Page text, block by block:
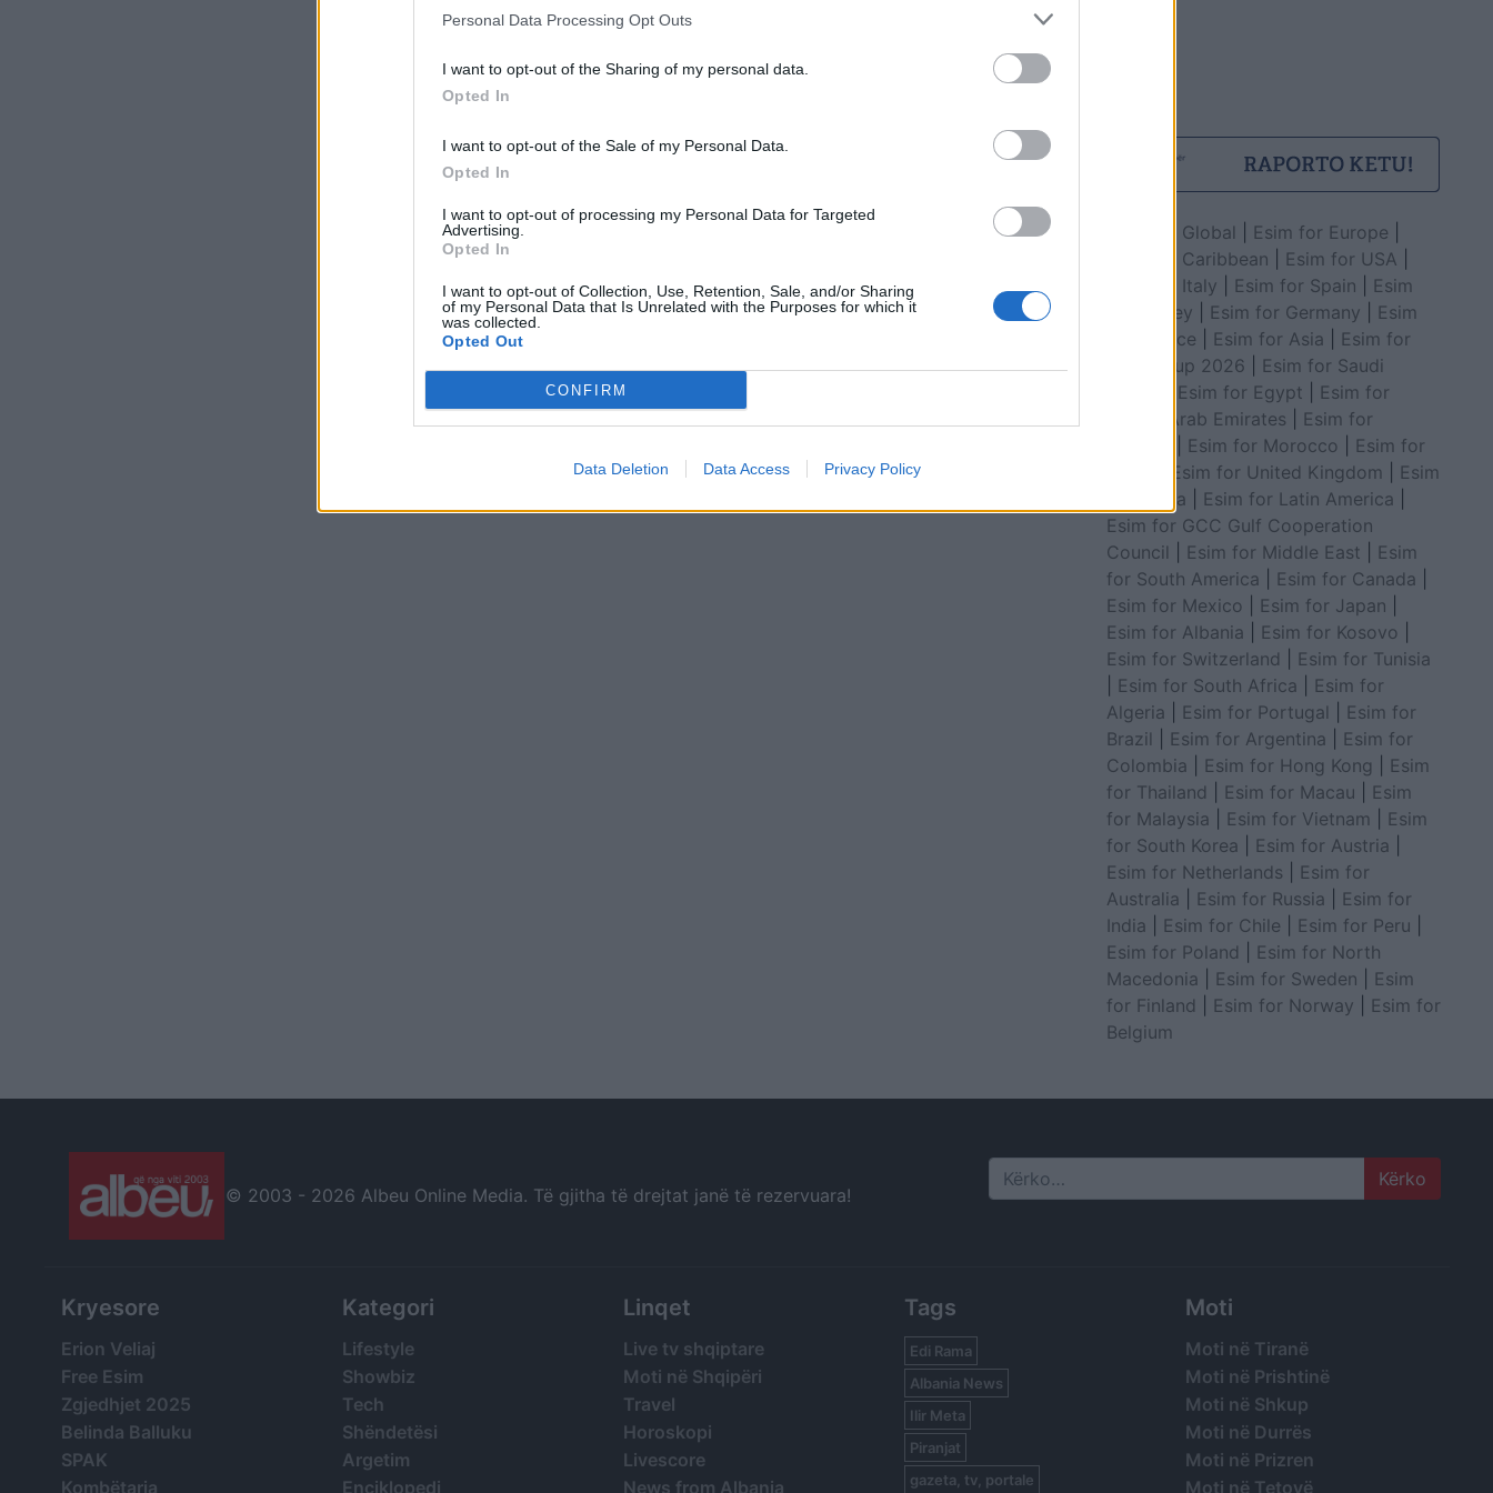
Personal Data Processing Opt Outs
I want to opt-out of the Sharing of my personal data.
Opted In
I want to opt-out of the Sale of my Personal Data.
Opted In
I want to opt-out of processing my Personal Data for Targeted
Advertising.
Opted In
I want to opt-out of Collection, Use, Retention, Sale, and/or Sharing
of my Personal Data that Is Unrelated with the Purposes for which it
was collected.
Opted Out
CONFIRM
Data Deletion Data Access Privacy Policy
Esim for Global Esim for Europe
Esim for Caribbean
Esim for USA
Esim for Italy
Esim for Spain
Esim
for Turkey
Esim for Germany
Esim
for Greece
Esim for Asia
Esim for
World Cup 2026
Esim for Saudi
Esim for Egypt
Esim for
United Arab Emirates
Esim for
Esim for Morocco
Esim for
Esim for United Kingdom
Esim
for Africa
Esim for Latin America
Esim for GCC Gulf Cooperation
Council
Esim for Middle East
Esim
for South America
Esim for Canada
Esim for Mexico
Esim for Japan
Esim for Albania
Esim for Kosovo
Esim for Switzerland
Esim for Tunisia
Esim for South Africa
Esim for
Algeria
Esim for Portugal
Esim for
Brazil
Esim for Argentina
Esim for
Colombia
Esim for Hong Kong
Esim
for Thailand
Esim for Macau
Esim
for Malaysia
Esim for Vietnam
Esim
for South Korea
Esim for Austria
Esim for Netherlands
Esim for
Australia
Esim for Russia
Esim for
India
Esim for Chile Esim for Peru
Esim for Poland
Esim for North
Macedonia
Esim for Sweden
Esim
for Finland
Esim for Norway
Esim for
Belgium
© 2003 - 2026 Albeu Online Media. Të gjitha të drejtat janë të rezervuara! Search
Kryesore
Erion Veliaj
Free Esim
Zgjedhjet 2025
Belinda Balluku
SPAK
Kombëtarja
Kategori
Lifestyle
Showbiz
Tech
Shëndetësi
Argetim
Enciklopedi
Linqet
Live tv shqiptare
Moti në Shqipëri
Travel
Horoskopi
Livescore
News from Albania
Tags
Edi Rama
Albania News
Ilir Meta
Piranjat
gazeta, tv, portale
Moti
Moti në Tiranë
Moti në Prishtinë
Moti në Shkup
Moti në Durrës
Moti në Prizren
Moti në Tetovë